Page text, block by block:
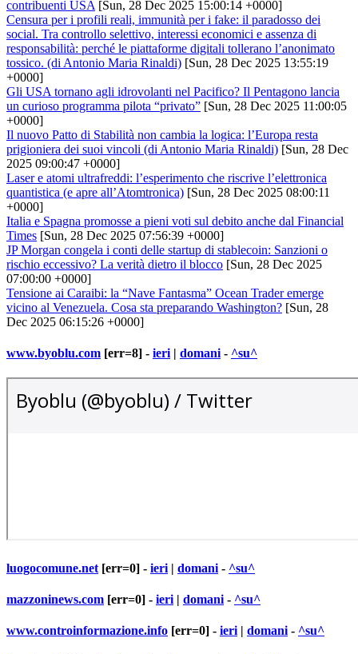
contribuenti USA [Sun, 28 Dec 2025 15:00:14 +0000]
Censura per i profili reali, immunità per i fake: il paradosso dei
social. Tra controllo selettivo, interessi economici e assenza di
responsabilità: perché le piattaforme digitali tollerano l’anonimato
tossico. (di Antonio Maria Rinaldi) [Sun, 28 Dec 2025 13:55:19
+0000]
Gli USA tornano agli idrovolanti nel Pacifico? Il Pentagono lancia
un curioso programma pilota “privato” [Sun, 28 Dec 2025 11:00:05
+0000]
Il nuovo Patto di Stabilità non cambia la logica: l’Europa resta
prigioniera dei suoi vincoli (di Antonio Maria Rinaldi) [Sun, 28 Dec
2025 09:00:47 +0000]
Laser e atomi ultrafreddi: l’esperimento che riscrive l’elettronica
quantistica (e apre all’Atomtronica) [Sun, 28 Dec 2025 08:00:11
+0000]
Italia e Spagna promosse a pieni voti sul debito anche dal Financial
Times [Sun, 28 Dec 2025 07:56:39 +0000]
JP Morgan congela i conti delle startup di stablecoin: Sanzioni o
rischio eccessivo? La verità dietro il blocco [Sun, 28 Dec 2025
07:00:00 +0000]
Tensione ai Caraibi: la “Nave Fantasma” Ocean Trader emerge
vicino al Venezuela. Cosa sta preparando Washington? [Sun, 28
Dec 2025 06:15:26 +0000]
www.byoblu.com [err=8] - ieri | domani - ^su^
luogocomune.net [err=0] - ieri | domani - ^su^
mazzoninews.com [err=0] - ieri | domani - ^su^
www.controinformazione.info [err=0] - ieri | domani - ^su^